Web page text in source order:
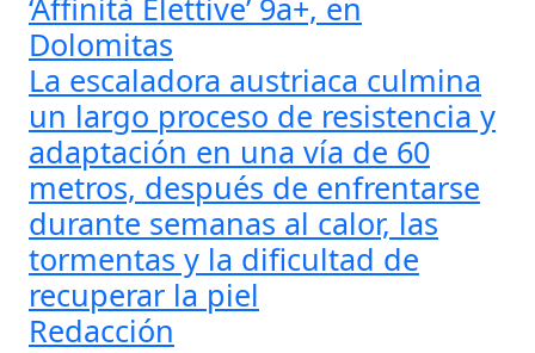
‘Affinità Elettive’ 9a+, en
Dolomitas
La escaladora austriaca culmina
un largo proceso de resistencia y
adaptación en una vía de 60
metros, después de enfrentarse
durante semanas al calor, las
tormentas y la dificultad de
recuperar la piel
Redacción